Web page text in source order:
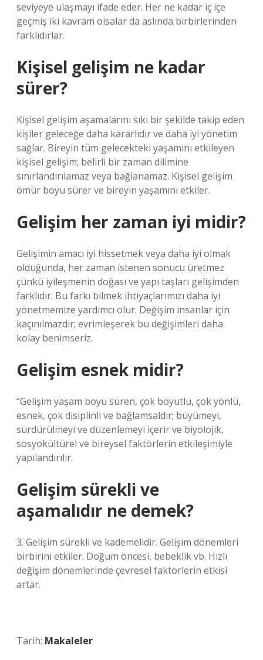
seviyeye ulaşmayı ifade eder. Her ne kadar iç içe
geçmiş iki kavram olsalar da aslında birbirlerinden
farklıdırlar.
Kişisel gelişim ne kadar
sürer?
Kişisel gelişim aşamalarını sıkı bir şekilde takip eden
kişiler geleceğe daha kararlıdır ve daha iyi yönetim
sağlar. Bireyin tüm gelecekteki yaşamını etkileyen
kişisel gelişim; belirli bir zaman dilimine
sınırlandırılamaz veya bağlanamaz. Kişisel gelişim
ömür boyu sürer ve bireyin yaşamını etkiler.
Gelişim her zaman iyi midir?
Gelişimin amacı iyi hissetmek veya daha iyi olmak
olduğunda, her zaman istenen sonucu üretmez
çünkü iyileşmenin doğası ve yapı taşları gelişimden
farklıdır. Bu farkı bilmek ihtiyaçlarımızı daha iyi
yönetmemize yardımcı olur. Değişim insanlar için
kaçınılmazdır; evrimleşerek bu değişimleri daha
kolay benimseriz.
Gelişim esnek midir?
“Gelişim yaşam boyu süren, çok boyutlu, çok yönlü,
esnek, çok disiplinli ve bağlamsaldır; büyümeyi,
sürdürülmeyi ve düzenlemeyi içerir ve biyolojik,
sosyokültürel ve bireysel faktörlerin etkileşimiyle
yapılandırılır.
Gelişim sürekli ve
aşamalıdır ne demek?
3. Gelişim sürekli ve kademelidir. Gelişim dönemleri
birbirini etkiler. Doğum öncesi, bebeklik vb. Hızlı
değişim dönemlerinde çevresel faktörlerin etkisi
artar.
Tarih: Makaleler